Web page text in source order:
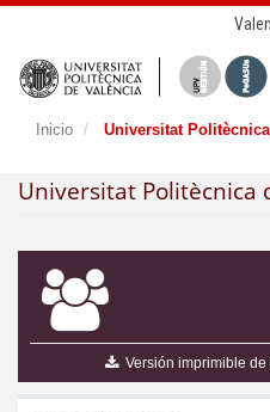
Inicio Universitat
Universitat Politècnica
Versión imprimible